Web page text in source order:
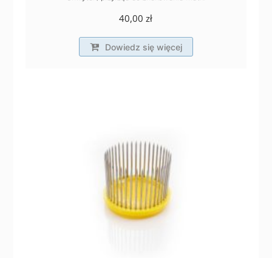
40,00zł
Dowiedz się więcej